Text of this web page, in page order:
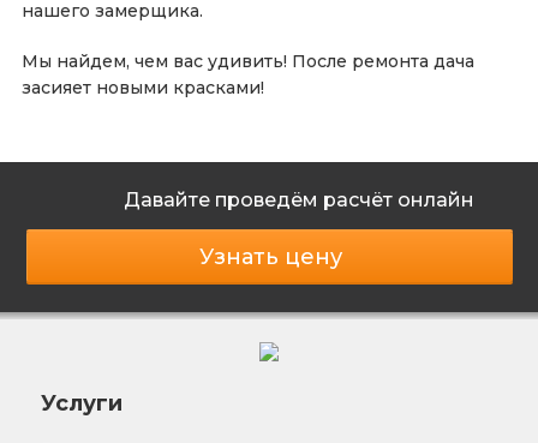
нашего замерщика.
Мы найдем, чем вас удивить! После ремонта дача
засияет новыми красками!
Давайте проведём расчёт онлайн
Узнать цену
Услуги